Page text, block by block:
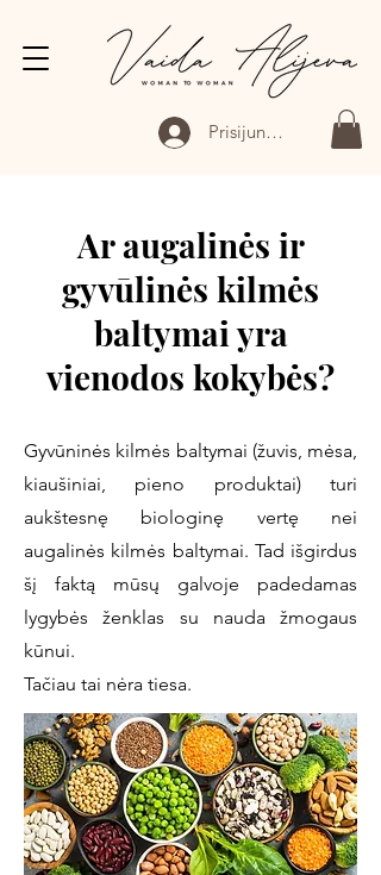
Prisijungti
Ar augalinės ir
gyvūlinės kilmės
baltymai yra
vienodos kokybės?
Gyvūninės kilmės baltymai (žuvis, mėsa,
kiaušiniai, pieno produktai) turi
aukštesnę biologinę vertę nei
augalinės kilmės baltymai. Tad išgirdus
šį faktą mūsų galvoje padedamas
lygybės ženklas su nauda žmogaus
kūnui.
Tačiau tai nėra tiesa.